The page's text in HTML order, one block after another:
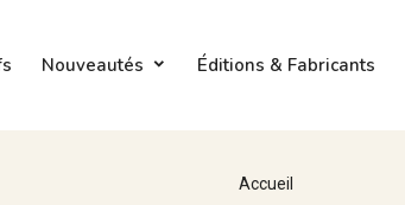
Nouveautés Éditions & Fabricants
Accueil